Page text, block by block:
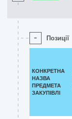
- Позиції
КОНКРЕТНА
НАЗВА
ПРЕДМЕТА
ЗАКУПІВЛІ